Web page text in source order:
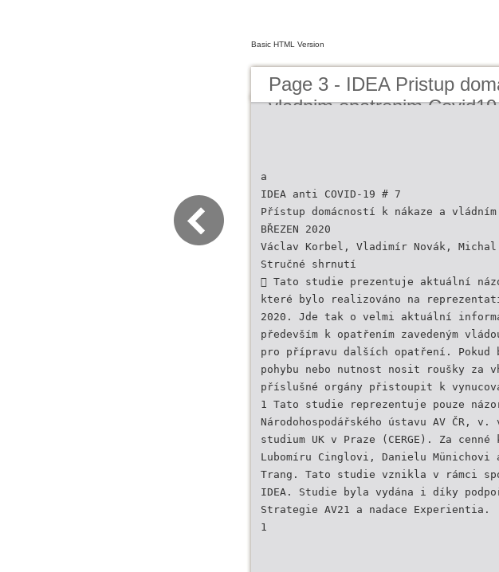
Basic HTML Version
Page 3 - IDEA Pristup
vladnim opatrenim
a
IDEA anti COVID-19 # 7
Přístup domácností k nákaze a
BŘEZEN 2020
Václav Korbel, Vladimír Novák,
Stručné shrnutí
 Tato studie prezentuje aktuální
které bylo realizováno na
2020. Jde tak o velmi aktuální
především k opatřením zavedeným
pro přípravu dalších opatření. Pokud
pohybu nebo nutnost nosit roušky za
příslušné orgány přistoupit k
1 Tato studie reprezentuje pouze
Národohospodářského ústavu AV ČR,
studium UK v Praze (CERGE). Za
Lubomíru Cinglovi, Danielu Münichovi
Trang. Tato studie vznikla v rámci
IDEA. Studie byla vydána i díky
Strategie AV21 a nadace Experientia.
1